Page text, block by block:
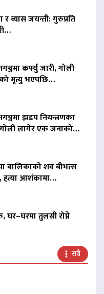
व्यास जयन्ती: गुरुप्रति
कर्फ्यु जारी, गोली
मृत्यु भएपछि…
झडप नियन्त्रणका
गोली लागेर एक जनाको…
बालिकाको शव बीभत्स
हत्या आशंकामा…
तुलसी रोप्ने
सबै